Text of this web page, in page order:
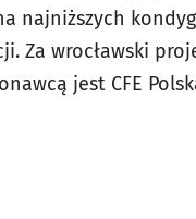
najniższych
Za wrocławski
jest CFE